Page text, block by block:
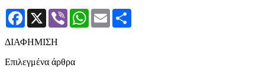
Facebook
X Viber WhatsApp
Email
ΔΙΑΦΗΜΙΣΗ
Επιλεγμένα άρθρα